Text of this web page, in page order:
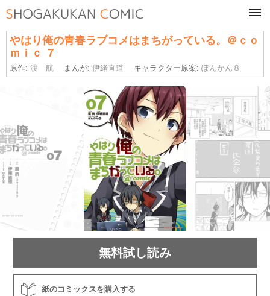
やはり俺の青春ラブコメはまちがっている。＠ｃｏ
ｍｉｃ ７
原作:渡 航 まんが:伊緒直道 キャラクター原案:ぽんかん８
無料試し読み
紙のコミックスを購入する